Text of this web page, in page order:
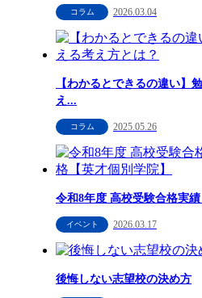
コラム 2026.03.04
【わかるとできるの違い】
え...
コラム 2025.05.26
令和8年度 高校受験合格実
イベント 2026.03.17
後悔しない志望校の決め方